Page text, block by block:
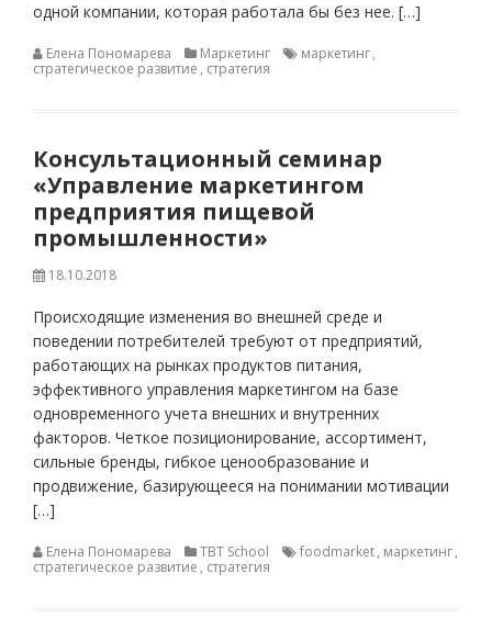
одной компании, которая работала бы без нее. […]
Елена Пономарева Маркетинг маркетинг,
стратегическое развитие , стратегия
Консультационный семинар
«Управление маркетингом
предприятия пищевой
промышленности»
18.10.2018
Происходящие изменения во внешней среде и
поведении потребителей требуют от предприятий,
работающих на рынках продуктов питания,
эффективного управления маркетингом на базе
одновременного учета внешних и внутренних
факторов. Четкое позиционирование, ассортимент,
сильные бренды, гибкое ценообразование и
продвижение, базирующееся на понимании мотивации
[…]
Елена Пономарева TBT School foodmarket, маркетинг,
стратегическое развитие , стратегия